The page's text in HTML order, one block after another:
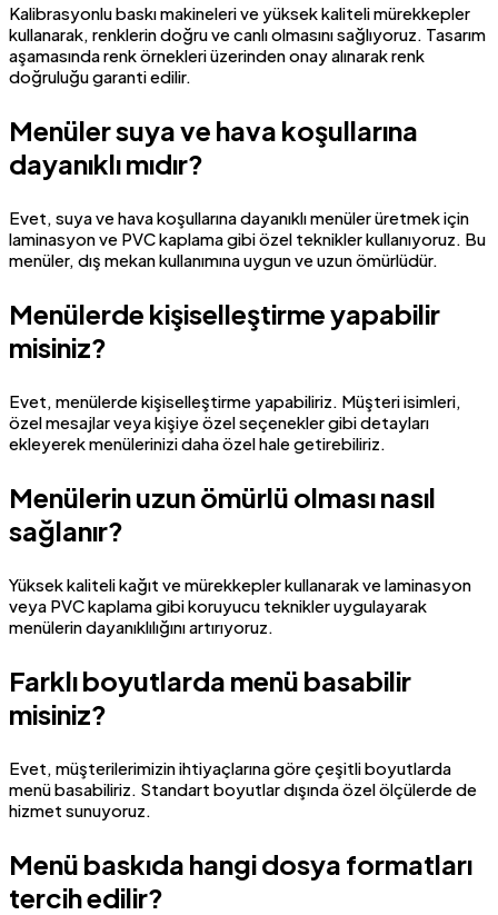
Kalibrasyonlu baskı makineleri ve yüksek kaliteli mürekkepler
kullanarak, renklerin doğru ve canlı olmasını sağlıyoruz. Tasarım
aşamasında renk örnekleri üzerinden onay alınarak renk
doğruluğu garanti edilir.
Menüler suya ve hava koşullarına
dayanıklı mıdır?
Evet, suya ve hava koşullarına dayanıklı menüler üretmek için
laminasyon ve PVC kaplama gibi özel teknikler kullanıyoruz. Bu
menüler, dış mekan kullanımına uygun ve uzun ömürlüdür.
Menülerde kişiselleştirme yapabilir
misiniz?
Evet, menülerde kişiselleştirme yapabiliriz. Müşteri isimleri,
özel mesajlar veya kişiye özel seçenekler gibi detayları
ekleyerek menülerinizi daha özel hale getirebiliriz.
Menülerin uzun ömürlü olması nasıl
sağlanır?
Yüksek kaliteli kağıt ve mürekkepler kullanarak ve laminasyon
veya PVC kaplama gibi koruyucu teknikler uygulayarak
menülerin dayanıklılığını artırıyoruz.
Farklı boyutlarda menü basabilir
misiniz?
Evet, müşterilerimizin ihtiyaçlarına göre çeşitli boyutlarda
menü basabiliriz. Standart boyutlar dışında özel ölçülerde de
hizmet sunuyoruz.
Menü baskıda hangi dosya formatları
tercih edilir?